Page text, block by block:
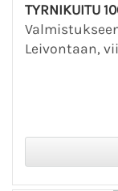
TYRNIKUITU
Leivontaan,